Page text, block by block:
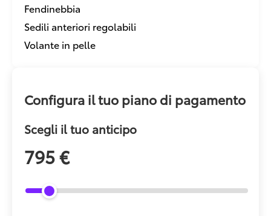
Fendinebbia
Sedili anteriori regolabili
Volante in pelle
Configura il tuo piano di pagamento
Scegli il tuo anticipo
795 €